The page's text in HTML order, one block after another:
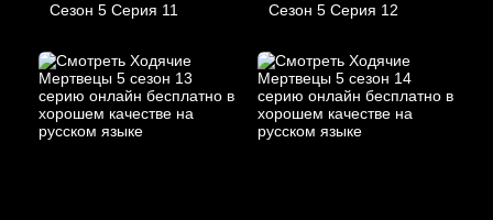
Сезон 5 Серия 11 Сезон 5 Серия 12